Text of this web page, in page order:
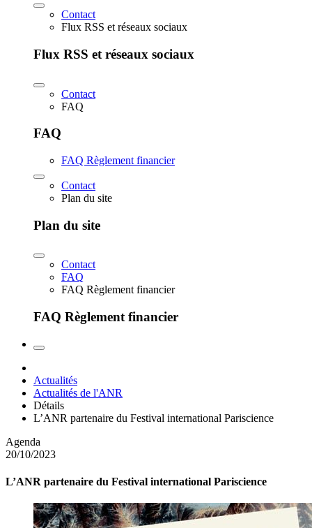
Contact
Flux RSS et réseaux sociaux
Flux RSS et réseaux sociaux
Contact
FAQ
FAQ
FAQ Règlement financier
Contact
Plan du site
Plan du site
Contact
FAQ
FAQ Règlement financier
FAQ Règlement financier
Actualités
Actualités de l'ANR
Détails
L’ANR partenaire du Festival international Pariscience
Agenda
20/10/2023
L’ANR partenaire du Festival international Pariscience